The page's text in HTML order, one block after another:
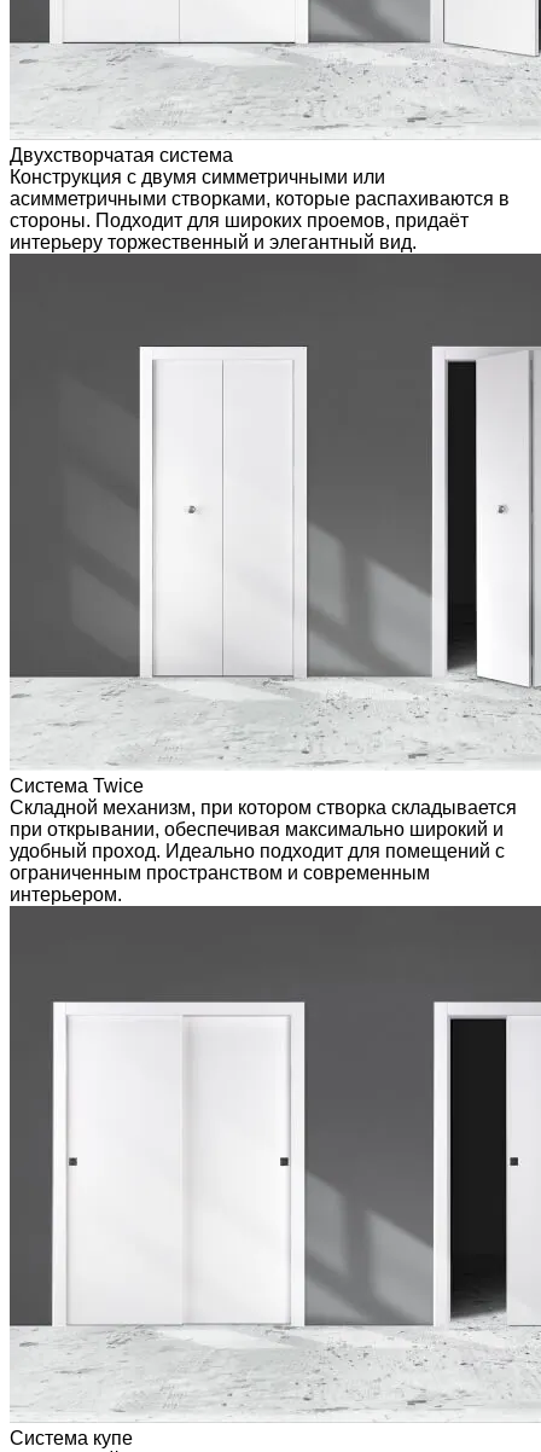
Двухстворчатая система
Конструкция с двумя симметричными или
асимметричными створками, которые распахиваются в
стороны. Подходит для широких проемов, придаёт
интерьеру торжественный и элегантный вид.
Система Twice
Складной механизм, при котором створка складывается
при открывании, обеспечивая максимально широкий и
удобный проход. Идеально подходит для помещений с
ограниченным пространством и современным
интерьером.
Система купе